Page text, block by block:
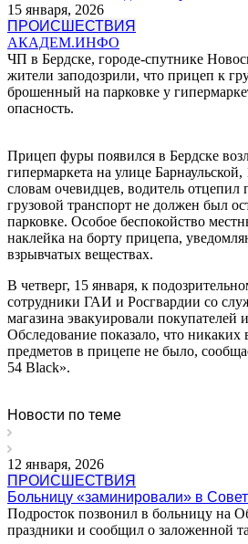
15 января, 2026
ПРОИСШЕСТВИЯ
АКАДЕМ.ИНФО
ЧП в Бердске, городе-спутнике
жители заподозрили, что прицеп к
брошенный на парковке у
опасность.
Прицеп фуры появился в Бердске
гипермаркета на улице
словам очевидцев, водитель отцепил
грузовой транспорт не должен был
парковке. Особое беспокойство
наклейка на борту прицепа,
взрывчатых веществах.
В четверг, 15 января, к
сотрудники ГАИ и Росгвардии со
магазина эвакуировали покупателей
Обследование показало, что никаких
предметов в прицепе не было,
54 Black».
Новости по теме
12 января, 2026
ПРОИСШЕСТВИЯ
Больницу «заминировали» в
Подросток позвонил в больницу на
праздники и сообщил о заложенной